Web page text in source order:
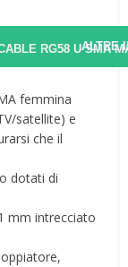
ALTRE
femmina
satellite) e
che il
dotati di
mm intrecciato